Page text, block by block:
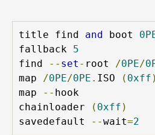
title find and boot
fallback 5
find
-- set - root /0PE/
map
/0PE/0PE . ISO ( 0xff )
map
-- hook
chainloader
( 0xff )
savedefault
--wait=2